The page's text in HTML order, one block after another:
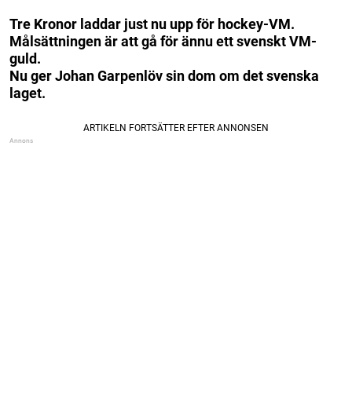
Tre Kronor laddar just nu upp för hockey-VM.
Målsättningen är att gå för ännu ett svenskt VM-
guld.
Nu ger Johan Garpenlöv sin dom om det svenska
laget.